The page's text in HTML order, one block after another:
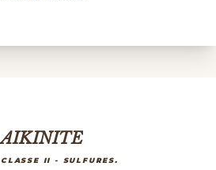
AIKINITE
CLASSE II - SULFURES.